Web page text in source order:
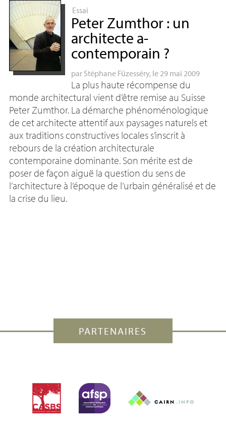
Essai
Peter Zumthor : un
architecte a-
contemporain ?
par Stéphane Füzesséry, le 29 mai 2009
La plus haute récompense du
monde architectural vient d’être remise au Suisse
Peter Zumthor. La démarche phénoménologique
de cet architecte attentif aux paysages naturels et
aux traditions constructives locales s’inscrit à
rebours de la création architecturale
contemporaine dominante. Son mérite est de
poser de façon aiguë la question du sens de
l’architecture à l’époque de l’urbain généralisé et de
la crise du lieu.
PARTENAIRES